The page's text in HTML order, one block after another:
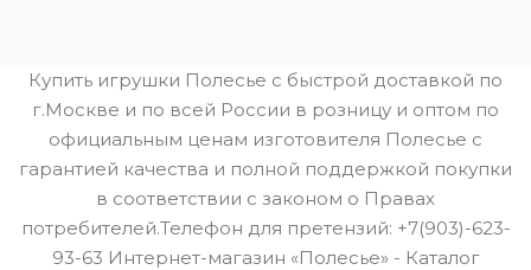
Купить игрушки Полесье с быстрой доставкой по
г.Москве и по всей России в розницу и оптом по
официальным ценам изготовителя Полесье с
гарантией качества и полной поддержкой покупки
в соответствии с законом о Правах
потребителей.Телефон для претензий: +7(903)-623-
93-63 Интернет-магазин «Полесье» - Каталог